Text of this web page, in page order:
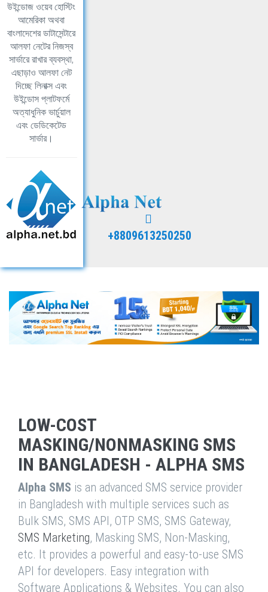
উইন্ডোজ ওয়েব হোস্টিং
আমেরিকা অথবা
বাংলাদেশের ডাটাসেন্টারে
আলফা নেটের নিজস্ব
সার্ভারে রাখার ব্যবস্থা,
এছাড়াও আলফা নেট
দিচ্ছে লিনাক্স এবং
উইন্ডোস প্লাটফর্মে
অত্যাধুনিক ভার্চুয়াল
এবং ডেডিকেটেড
সার্ভার।
+8809613250250
LOW-COST
MASKING/NONMASKING SMS
IN BANGLADESH - ALPHA SMS
Alpha SMS is an advanced SMS service provider
in Bangladesh with multiple services such as
Bulk SMS, SMS API, OTP SMS, SMS Gateway,
SMS Marketing, Masking SMS, Non-Masking,
etc. It provides a powerful and easy-to-use SMS
API for developers. Easy integration with
Software Applications & Websites. You can also